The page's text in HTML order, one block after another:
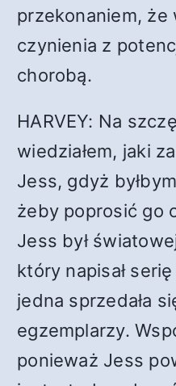
przekonaniem, że
czynienia z
chorobą.
HARVEY: Na
wiedziałem, jaki
Jess, gdyż
żeby poprosić go
Jess był
który napisał
jedna sprzedała
egzemplarzy.
ponieważ Jess